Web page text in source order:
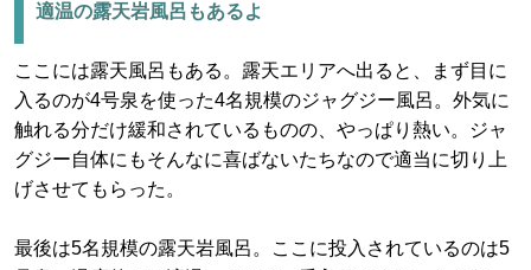
適温の露天岩風呂もあるよ
ここには露天風呂もある。露天エリアへ出ると、まず目に
入るのが4号泉を使った4名規模のジャグジー風呂。外気に
触れる分だけ緩和されているものの、やっぱり熱い。ジャ
グジー自体にもそんなに喜ばないたちなので適当に切り上
げさせてもらった。
最後は5名規模の露天岩風呂。ここに投入されているのは5